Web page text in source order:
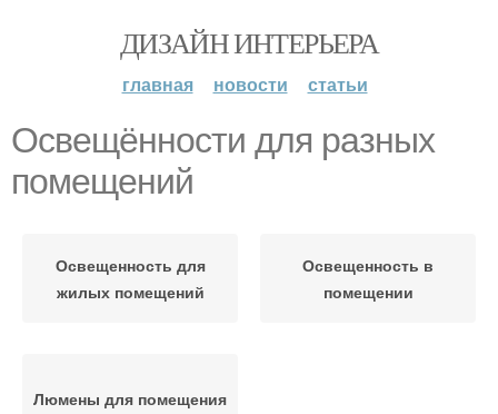
ДИЗАЙН ИНТЕРЬЕРА
главная новости статьи
Освещённости для разных
помещений
Освещенность для
жилых помещений
Освещенность в
помещении
Люмены для помещения